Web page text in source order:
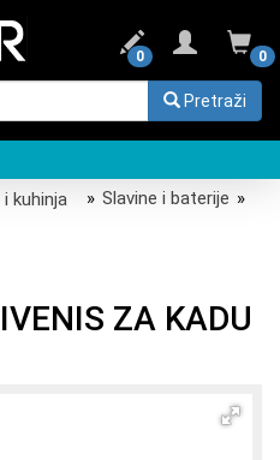
0
0
Pretraži
kuhinja » Slavine i baterije »
ZA KADU